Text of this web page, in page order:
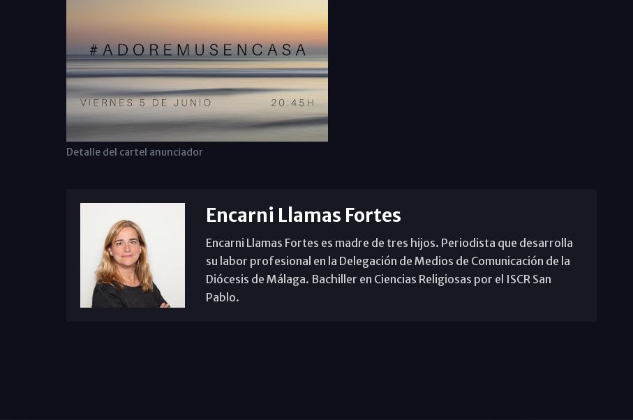
Detalle del cartel anunciador
Encarni Llamas Fortes
Encarni Llamas Fortes es madre de tres hijos. Periodista que desarrolla
su labor profesional en la Delegación de Medios de Comunicación de la
Diócesis de Málaga. Bachiller en Ciencias Religiosas por el ISCR San
Pablo.